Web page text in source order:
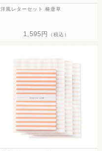
洋風レターセット 椿唐草
1,595円 （税込）